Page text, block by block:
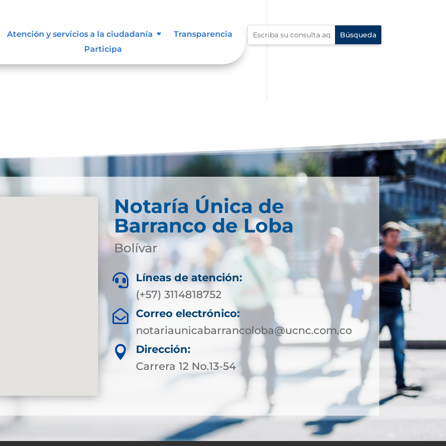
Atención y servicios a la ciudadanía
Transparencia
Participa
supervisión, notificación y
sujeto obligado
Notaría Única de
Barranco de Loba
Bolívar

Líneas de atención:
(+57) 3114818752

Correo electrónico:
notariaunicabarrancoloba@ucnc.com.co

Dirección:
Carrera 12 No.13-54